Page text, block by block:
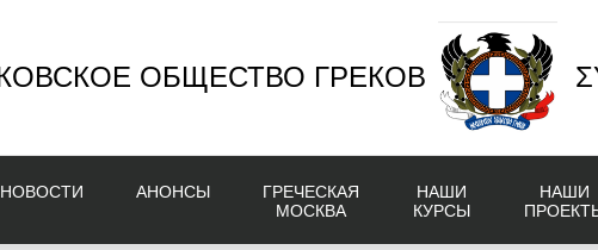
ОБЩЕСТВО ГРЕКОВ
НОВОСТИ AНОНСЫ
ГРЕЧЕСКАЯ
МОСКВА
НАШИ
КУРСЫ
НАШИ